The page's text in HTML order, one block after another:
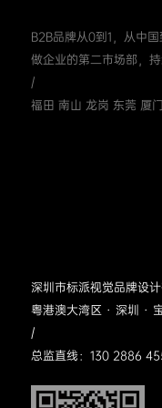
B2B品牌从0到1，从中
做企业的第二市场部，
/
福田 南山 龙岗 东莞 厦
深圳市标派视觉品牌设
粤港澳大湾区 · 深圳 ·
/
总监直线：130 2886